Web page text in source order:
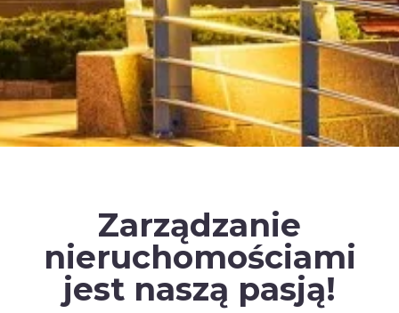
Zarządzanie
nieruchomościami
jest naszą pasją!